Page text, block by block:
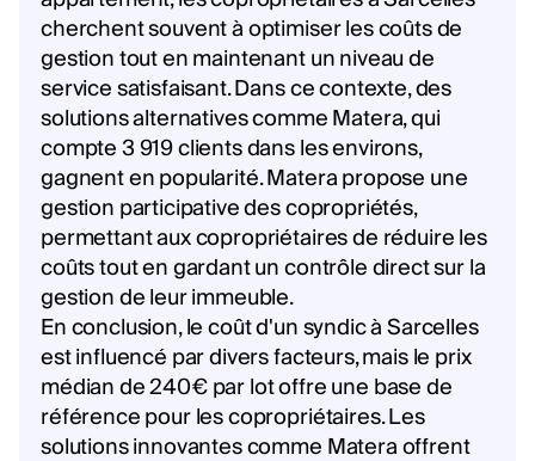
cherchent souvent à optimiser les coûts de
gestion tout en maintenant un niveau de
service satisfaisant. Dans ce contexte, des
solutions alternatives comme Matera, qui
compte 3 919 clients dans les environs,
gagnent en popularité. Matera propose une
gestion participative des copropriétés,
permettant aux copropriétaires de réduire les
coûts tout en gardant un contrôle direct sur la
gestion de leur immeuble.
En conclusion, le coût d'un syndic à Sarcelles
est influencé par divers facteurs, mais le prix
médian de 240€ par lot offre une base de
référence pour les copropriétaires. Les
solutions innovantes comme Matera offrent